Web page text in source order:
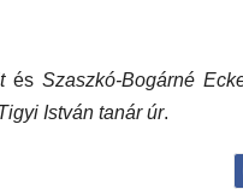
és Szaszkó-Bogárné
István tanár úr.